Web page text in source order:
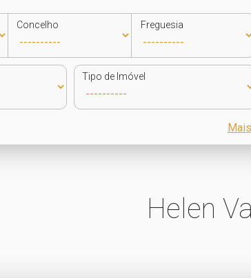
Concelho Freguesia
Tipo de Imóvel
Helen